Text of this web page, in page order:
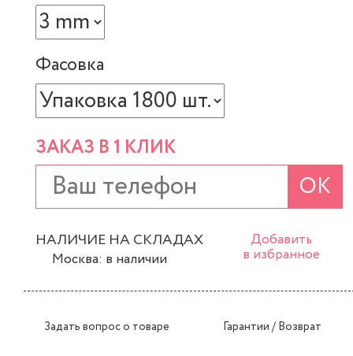
Фасовка
ЗАКАЗ В 1 КЛИК
ОК
НАЛИЧИЕ НА СКЛАДАХ
Москва: в наличии
Добавить
в избранное
Задать вопрос о товаре Гарантии / Возврат